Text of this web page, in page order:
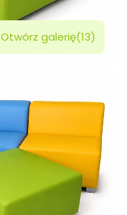
Otwórz galerię(13)